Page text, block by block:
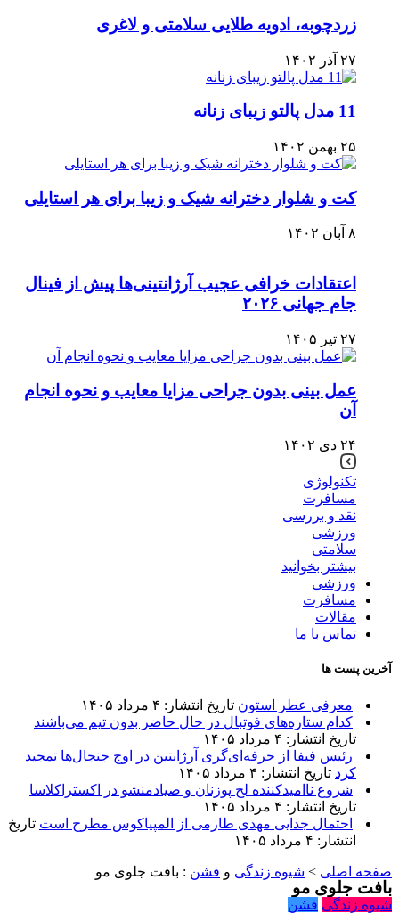
زردچوبه، ادویه طلایی سلامتی و لاغری
۲۷ آذر ۱۴۰۲
11 مدل پالتو زیبای زنانه
۲۵ بهمن ۱۴۰۲
کت و شلوار دخترانه شیک و زیبا برای هر استایلی
۸ آبان ۱۴۰۲
اعتقادات خرافی عجیب آرژانتینی‌ها پیش از فینال
جام جهانی ۲۰۲۶
۲۷ تیر ۱۴۰۵
عمل بینی بدون جراحی مزایا معایب و نحوه انجام
آن
۲۴ دی ۱۴۰۲
تکنولوژی
مسافرت
نقد و بررسی
ورزشی
سلامتی
بیشتر بخوانید
ورزشی
مسافرت
مقالات
تماس با ما
آخرین پست ها
معرفی عطر استون تاریخ انتشار: ۴ مرداد ۱۴۰۵
کدام ستاره‌های فوتبال در حال حاضر بدون تیم می‌باشند
تاریخ انتشار: ۴ مرداد ۱۴۰۵
رئیس فیفا از حرفه‌ای‌گری آرژانتین در اوج جنجال‌ها تمجید
کرد تاریخ انتشار: ۴ مرداد ۱۴۰۵
شروع ناامیدکننده لخ پوزنان و صیادمنشو در اکستراکلاسا
تاریخ انتشار: ۴ مرداد ۱۴۰۵
احتمال جدایی مهدی طارمی از المپیاکوس مطرح است تاریخ
انتشار: ۴ مرداد ۱۴۰۵
صفحه اصلی > شیوه زندگی و فشن : بافت جلوی مو
بافت جلوی مو
شیوه زندگی فشن